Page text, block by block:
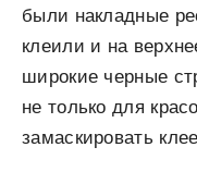
были накладные
клеили и на
широкие черные
не только для
замаскировать